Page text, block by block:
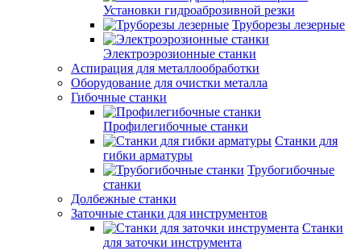
Установки гидроаброзивной резки
Труборезы лезерные
Электроэрозионные станки
Аспирация для металлообработки
Оборудование для очистки металла
Гибочные станки
Профилегибочные станки
Станки для
гибки арматуры
Трубогибочные
станки
Долбежные станки
Заточные станки для инструментов
Станки
для заточки инструмента